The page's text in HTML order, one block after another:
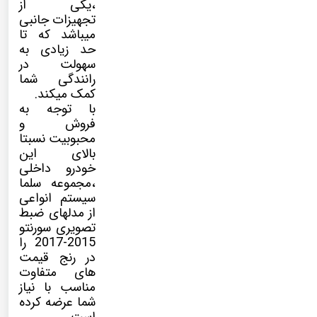
،یکی از
تجهیزات جانبی
میباشد که تا
حد زیادی به
سهولت در
رانندگی شما
کمک میکند.
با توجه به
فروش و
محبوبیت نسبتا
بالای این
خودرو داخلی
،مجموعه سلما
سیستم انواعی
از مدلهای ضبط
تصویری سورنتو
2015-2017 را
در رنج قیمت
های متفاوت
مناسب با نیاز
شما عرضه کرده